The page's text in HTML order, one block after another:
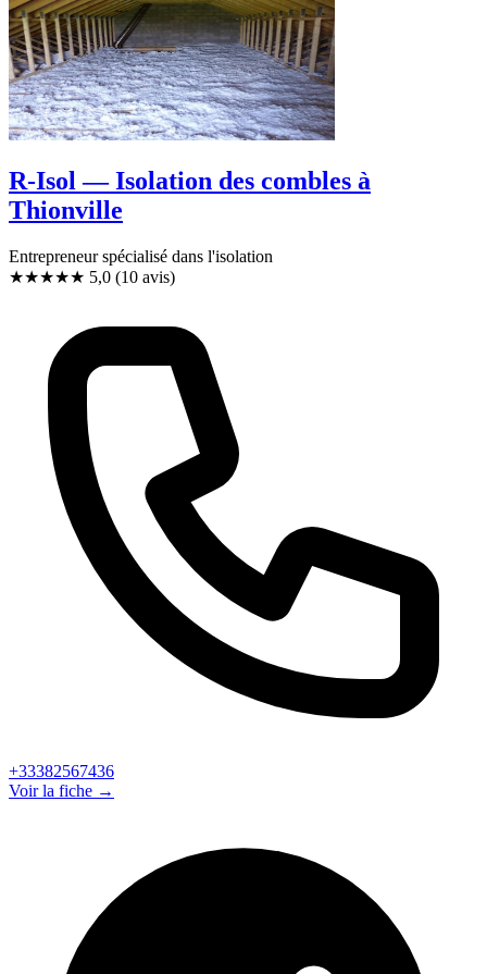
R-Isol — Isolation des combles à
Thionville
Entrepreneur spécialisé dans l'isolation
★★★★★ 5,0 (10 avis)
+33382567436
Voir la fiche →